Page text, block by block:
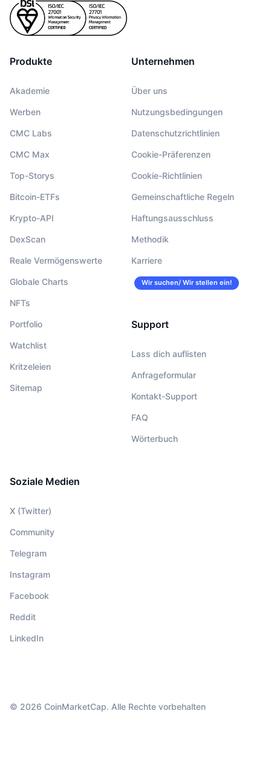
Produkte
Akademie
Werben
CMC Labs
CMC Max
Top-Storys
Bitcoin-ETFs
Krypto-API
DexScan
Reale Vermögenswerte
Globale Charts
NFTs
Portfolio
Watchlist
Kritzeleien
Sitemap
Unternehmen
Über uns
Nutzungsbedingungen
Datenschutzrichtlinien
Cookie-Präferenzen
Cookie-Richtlinien
Gemeinschaftliche Regeln
Haftungsausschluss
Methodik
Karriere
Wir suchen/ Wir stellen ein!
Support
Lass dich auflisten
Anfrageformular
Kontakt-Support
FAQ
Wörterbuch
Soziale Medien
X (Twitter)
Community
Telegram
Instagram
Facebook
Reddit
LinkedIn
© 2026 CoinMarketCap. Alle Rechte vorbehalten